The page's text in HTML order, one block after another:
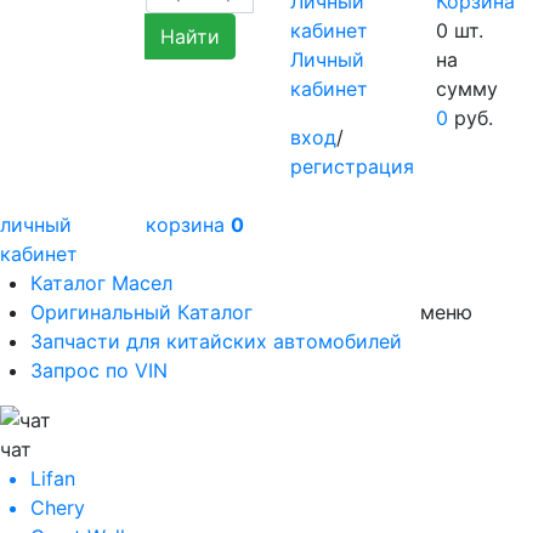
Личный
кабинет
вход/
регистрация
0 шт.
на
сумму
0 руб.
личный
кабинет
корзина 0
Каталог Масел
Оригинальный Каталог
Запчасти для китайских автомобилей
Запрос по VIN
меню
чат
Lifan
Chery